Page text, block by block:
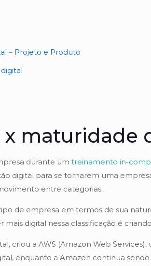
– Projeto e Produto
maturidade
durante umtreinamento in-
digital para se tornarem uma
entre categorias.
de empresa em termos de sua
digital nessa classificação é
criou a AWS (Amazon Web
enquanto a Amazon continua